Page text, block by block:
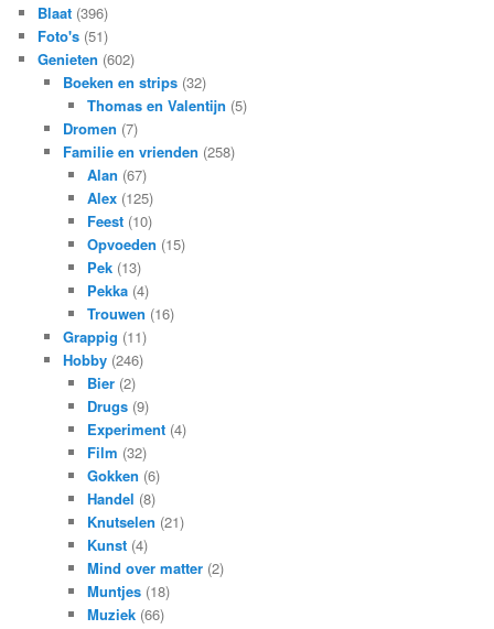
Blaat (396)
Foto's (51)
Genieten (602)
Boeken en strips(32)
Thomas en Valentijn (5)
Dromen (7)
Familie en vrienden (258)
Alan (67)
Alex (125)
Feest (10)
Opvoeden (15)
Pek (13)
Pekka (4)
Trouwen (16)
Grappig (11)
Hobby(246)
Bier (2)
Drugs (9)
Experiment (4)
Film (32)
Gokken (6)
Handel (8)
Knutselen (21)
Kunst (4)
Mind over matter (2)
Muntjes (18)
Muziek (66)